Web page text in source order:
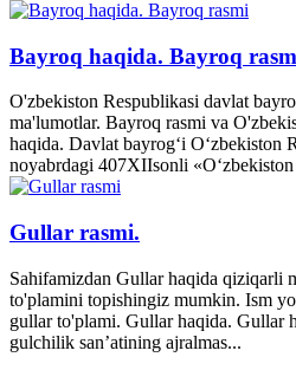
Bayroq haqida. Bayroq
O'zbekiston Respublikasi davlat
ma'lumotlar. Bayroq rasmi va
haqida. Davlat bayrog‘i O‘zbekiston
noyabrdagi 407­XII­sonli
Gullar rasmi.
Sahifamizdan Gullar haqida qiziqarli
to'plamini topishingiz mumkin. Ism
gullar to'plami. Gullar haqida. Gullar
gulchilik san’atining ajralmas...